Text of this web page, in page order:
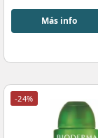
Más info
-24%